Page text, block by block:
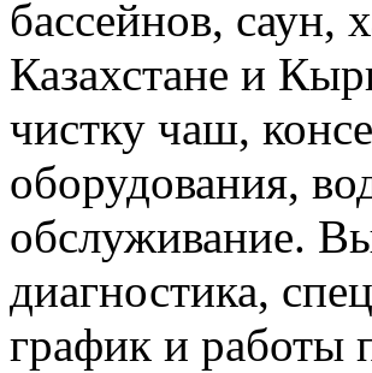
бассейнов, саун,
Казахстане и
чистку чаш,
оборудования,
обслуживание.
диагностика,
график и